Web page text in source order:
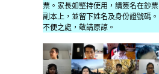
票。家長如堅持使用，請簽名在鈔票
副本上，並留下姓名及身份證號碼。
不便之處，敬請原諒。